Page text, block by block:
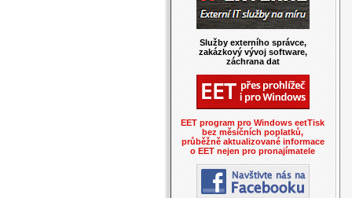
Služby externího správce,
zakázkový vývoj software,
záchrana dat
EET program pro Windows eetTisk
bez měsíčních poplatků,
průběžně aktualizované informace
o EET nejen pro pronajímatele